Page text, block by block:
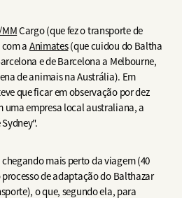
Cargo (que fez o transporte de
a Animates(que cuidou do Baltha
e de Barcelona a Melbourne,
de animais na Austrália). Em
que ficar em observação por dez
uma empresa local australiana, a
mais perto da viagem (40
de adaptação do Balthazar
o que, segundo ela, para